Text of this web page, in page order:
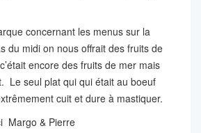
concernant les menus sur la
du midi on nous offrait des fruits de
encore des fruits de mer mais
Le seul plat qui qui était au boeuf
cuit et dure à mastiquer.
Margo & Pierre